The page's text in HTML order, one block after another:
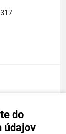
do
údajov